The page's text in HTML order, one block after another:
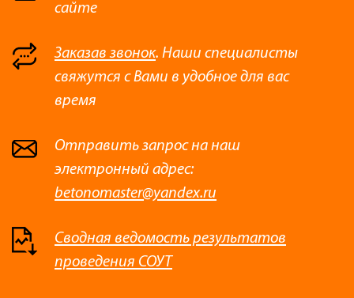
сайте
Заказав звонок. Наши специалисты
свяжутся с Вами в удобное для вас
время
Отправить запрос на наш
электронный адрес:
betonomaster@yandex.ru
Сводная ведомость результатов
проведения СОУТ